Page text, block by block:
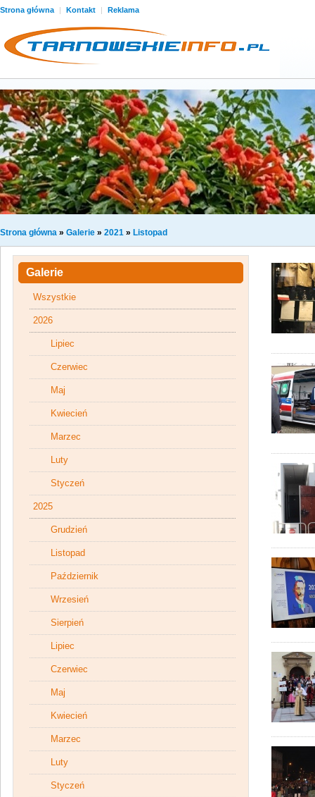
Strona główna | Kontakt | Reklama
Strona główna » Galerie » 2021 » Listopad
Galerie
Wszystkie
2026
Lipiec
Czerwiec
Maj
Kwiecień
Marzec
Luty
Styczeń
2025
Grudzień
Listopad
Październik
Wrzesień
Sierpień
Lipiec
Czerwiec
Maj
Kwiecień
Marzec
Luty
Styczeń